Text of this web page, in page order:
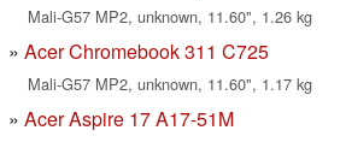
Mali-G57 MP2, unknown, 11.60", 1.26 kg
Acer Chromebook 311 C725
Mali-G57 MP2, unknown, 11.60", 1.17 kg
Acer Aspire 17 A17-51M